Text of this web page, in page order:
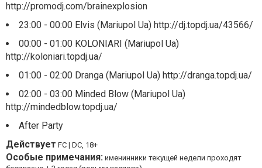
http://promodj.com/brainexplosion
23:00 - 00:00 Elvis (Mariupol Ua) http://dj.topdj.ua/43566/
00:00 - 01:00 KOLONIARI (Mariupol Ua)
http://koloniari.topdj.ua/
01:00 - 02:00 Dranga (Mariupol Ua) http://dranga.topdj.ua/
02:00 - 03:00 Minded Blow (Mariupol Ua)
http://mindedblow.topdj.ua/
After Party
Действует FC | DC, 18+
Особые примечания: именинники текущей недели проходят